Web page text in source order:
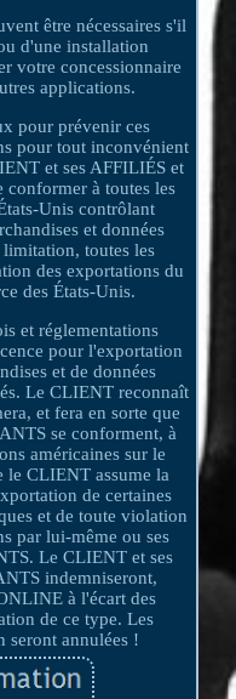
être nécessaires s'il
d'une installation
votre concessionnaire
applications.
pour prévenir ces
pour tout inconvénient
et ses AFFILIÉS et
conformer à toutes les
Unis contrôlant
et données
toutes les
des exportations du
des États-Unis.
et réglementations
pour l'exportation
et de données
Le CLIENT reconnaît
et fera en sorte que
se conforment, à
américaines sur le
le CLIENT assume la
de certaines
et de toute violation
par lui-même ou ses
Le CLIENT et ses
indemniseront,
à l'écart des
de ce type. Les
seront annulées !